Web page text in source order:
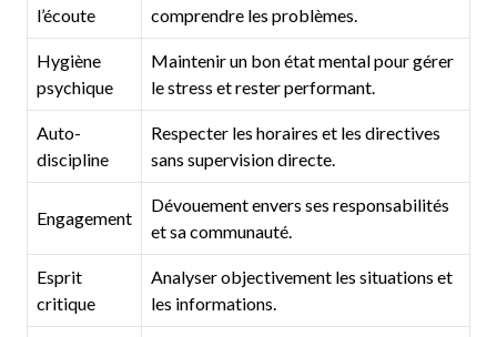
l’écoute
comprendre les problèmes.
Hygiène
psychique
Maintenir un bon état mental pour gérer
le stress et rester performant.
Auto-
discipline
Respecter les horaires et les directives
sans supervision directe.
Engagement
Dévouement envers ses responsabilités
et sa communauté.
Esprit
critique
Analyser objectivement les situations et
les informations.